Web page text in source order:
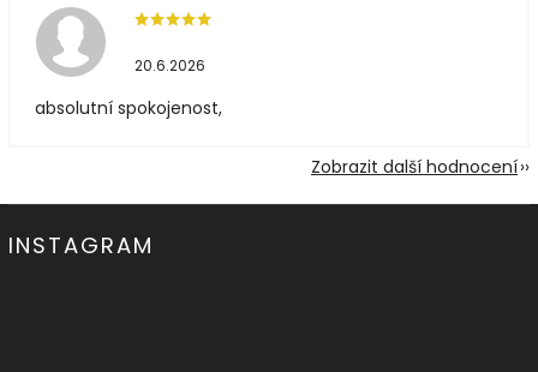
20.6.2026
absolutní spokojenost,
Zobrazit další hodnocení
INSTAGRAM